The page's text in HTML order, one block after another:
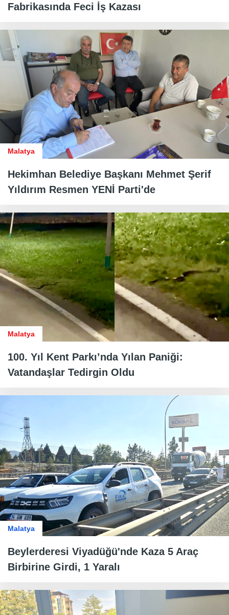
Fabrikasında Feci İş Kazası
Malatya
Hekimhan Belediye Başkanı Mehmet Şerif
Yıldırım Resmen YENİ Parti'de
Malatya
100. Yıl Kent Parkı’nda Yılan Paniği:
Vatandaşlar Tedirgin Oldu
Malatya
Beylerderesi Viyadüğü'nde Kaza 5 Araç
Birbirine Girdi, 1 Yaralı